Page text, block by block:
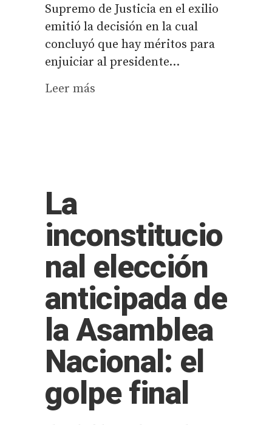
Supremo de Justicia en el exilio
emitió la decisión en la cual
concluyó que hay méritos para
enjuiciar al presidente...
Leer más
La
inconstitucio
nal elección
anticipada de
la Asamblea
Nacional: el
golpe final